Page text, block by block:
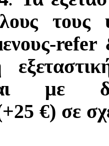
τους
refer
με
€) σε